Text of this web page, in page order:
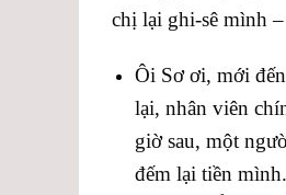
chị lại ghi-sê mình
Ôi Sơ ơi, mới
lại, nhân viên
giờ sau, một
đếm lại tiền